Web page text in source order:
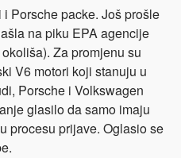
Porsche packe. Još prošle
na piku EPA agencije
Za promjenu su
V6 motori koji stanuju u
Porsche i Volkswagen
glasilo da samo imaju
procesu prijave. Oglasio se